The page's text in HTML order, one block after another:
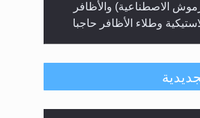
الاصطناعية) والأظافر
وطلاء الأظافر حاجبا
حول الزكاة وفق السنة
أو الهجرية؟